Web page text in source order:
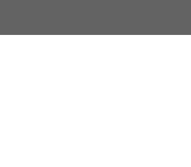
springen